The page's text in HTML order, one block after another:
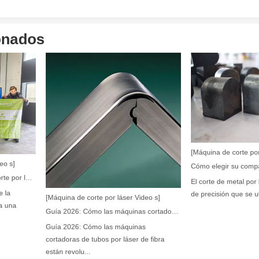
la fabricación de tuberías En el mundo en rápida evolución de la
s]
la
una
[Máquina de corte por láser Video s]
Guía 2026: Cómo las máquinas cortadoras de tubos por láser de fibra están revolucionando la fabricación de tuberías
Guía 2026: Cómo las máquinas
cortadoras de tubos por láser de fibra
están revolu...
[Máquina de corte
El corte de metal
de precisión que se